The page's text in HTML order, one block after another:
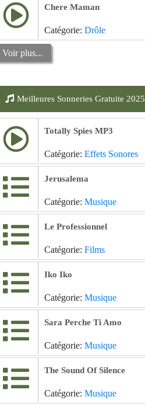
Chere Maman
Catégorie: Drôle
Voir plus...
Meilleures Sonneries Gratuite 2025
Totally Spies MP3
Catégorie: Effets Sonores
Jerusalema
Catégorie: Musique
Le Professionnel
Catégorie: Films
Iko Iko
Catégorie: Musique
Sara Perche Ti Amo
Catégorie: Musique
The Sound Of Silence
Catégorie: Musique